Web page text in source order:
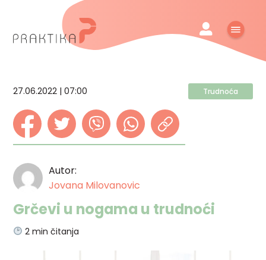
27.06.2022 | 07:00 Trudnoća
Autor:
Jovana Milovanovic
Grčevi u nogama u trudnoći
2 min čitanja